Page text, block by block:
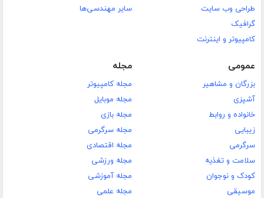
طراحی وب سایت
گرافیک
کامپیوتر و اینترنت
سایر مهندسی‌ها
عمومی
بزرگان و مشاهیر
آشپزی
خانواده و روابط
زیبایی
سرگرمی
سلامت و تغذیه
کودک و نوجوان
موسیقی
مجله
مجله کامپیوتر
مجله موبایل
مجله بازی
مجله سرگرمی
مجله اقتصادی
مجله ورزشی
مجله آموزشی
مجله علمی